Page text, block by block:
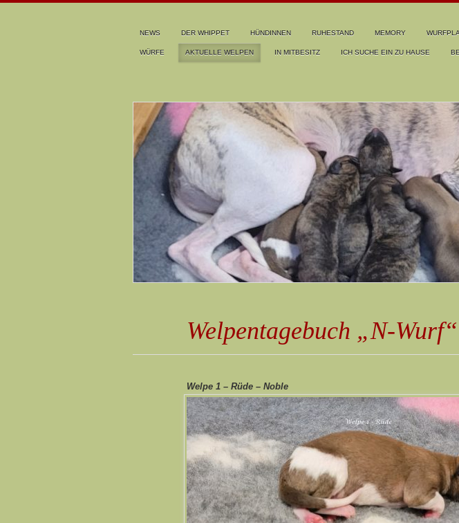
NEWS DER WHIPPET HÜNDINNEN RUHESTAND MEMORY
WÜRFE AKTUELLE WELPEN IN MITBESITZ ICH SUCHE EIN ZU HAUSE
Welpentagebuch „N-Wurf“
Welpe 1 – Rüde – Noble